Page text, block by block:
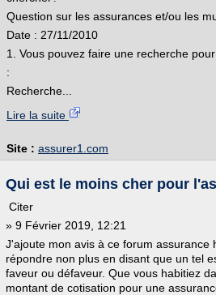
Question sur les assurances et/ou les
Date : 27/11/2010
1. Vous pouvez faire une recherche
:
Recherche...
Lire la suite
Site : assurer1.com
Qui est le moins cher pour
Citer
» 9 Février 2019, 12:21
J'ajoute mon avis à ce forum
répondre non plus en disant que un tel
faveur ou défaveur. Que vous habitiez
montant de cotisation pour une